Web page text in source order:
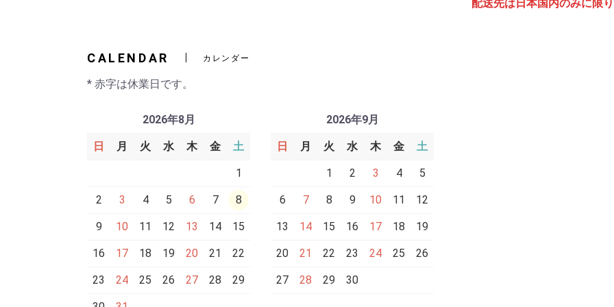
配送先は日本国内のみに限
CALENDAR カレンダー
* 赤字は休業日です。
2026年8月
日 月 火 水 木 金 土
1
2 3 4 5 6 7 8
9 10 11 12 13 14 15
16 17 18 19 20 21 22
23 24 25 26 27 28 29
2026年9月
日 月 火 水 木 金 土
1 2 3 4 5
6 7 8 9 10 11 12
13 14 15 16 17 18 19
20 21 22 23 24 25 26
27 28 29 30